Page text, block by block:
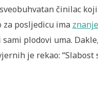
činilac
posljedicu ima znanje
plodovi uma.
je rekao: “Slabost